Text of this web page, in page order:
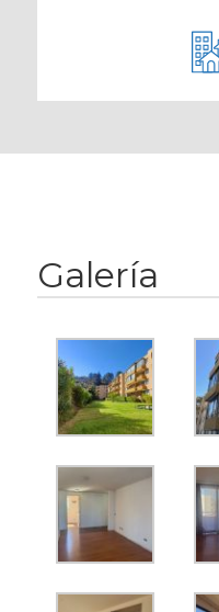
Galería